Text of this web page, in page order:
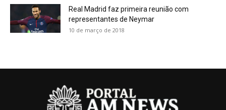
Real Madrid faz primeira reunião com
representantes de Neymar
10 de março de 2018